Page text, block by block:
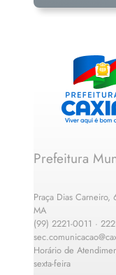
Prefeitura
Praça Dias
MA
(99) 2221-0011 ·
Horário de
sexta-feira